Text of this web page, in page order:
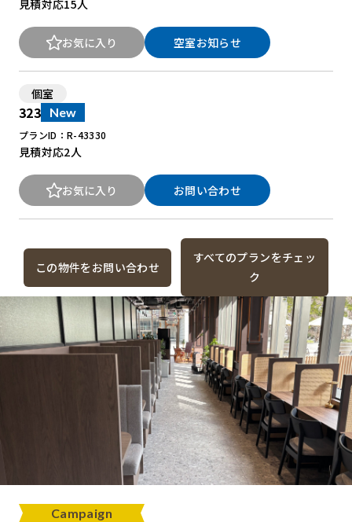
見積対応15人
お気に入り 空室お知らせ
個室
323 New
プランID：R-43330
見積対応2人
お気に入り お問い合わせ
この物件をお問い合わせ
すべてのプランをチェッ
ク
Campaign